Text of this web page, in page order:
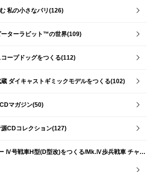
私の小さなパリ(126)
ーターラビット™の世界(109)
ープドッグをつくる(112)
ダイキャストギミックモデルをつくる(102)
マガジン(50)
CDコレクション(127)
ガールズ&パンツァー Ⅳ号戦車H型(D型改)をつくる/Mk.Ⅳ歩兵戦車 チャーチルMk.Ⅶをつくる(191)